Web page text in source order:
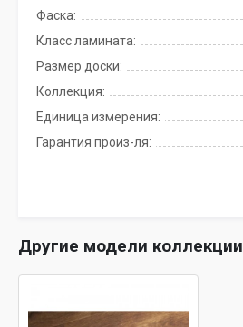
Фаска:
Класс ламината:
Размер доски:
Коллекция:
Единица измерения:
Гарантия произ-ля:
Другие модели коллекции